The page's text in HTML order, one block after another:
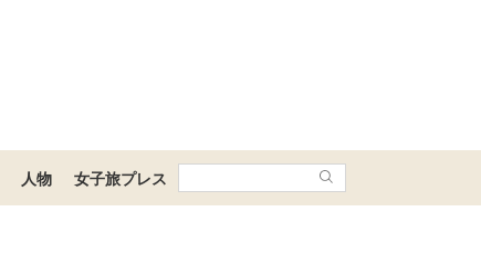
人物 女子旅プレス